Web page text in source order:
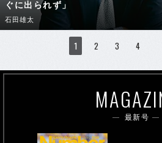
ぐに出られず」
石田雄太
1 2 3 4
最新号